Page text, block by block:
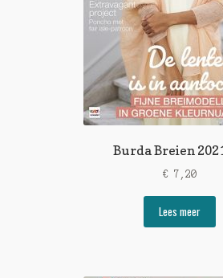
Burda Breien
€ 7,20
Lees meer